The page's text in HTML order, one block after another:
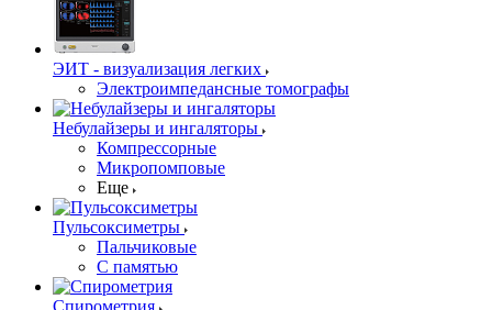
ЭИТ - визуализация легких
Электроимпедансные томографы
Небулайзеры и ингаляторы
Компрессорные
Микропомповые
Еще
Пульсоксиметры
Пальчиковые
С памятью
Спирометрия